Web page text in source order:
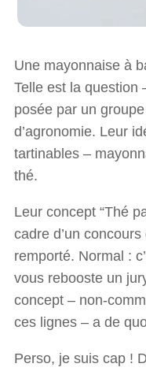
Une mayonnaise à
Telle est la question
posée par un
d’agronomie. Leur
tartinables –
thé.
Leur concept “Thé
cadre d’un
remporté. Normal :
vous rebooste un
concept – non-
ces lignes – a de
Perso, je suis cap !